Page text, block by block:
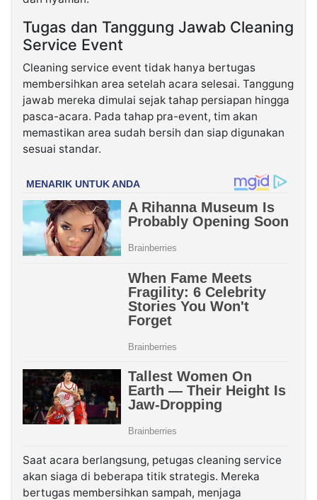
Tugas dan Tanggung Jawab Cleaning
Service Event
Cleaning service event tidak hanya bertugas
membersihkan area setelah acara selesai. Tanggung
jawab mereka dimulai sejak tahap persiapan hingga
pasca-acara. Pada tahap pra-event, tim akan
memastikan area sudah bersih dan siap digunakan
sesuai standar.
Saat acara berlangsung, petugas cleaning service
akan siaga di beberapa titik strategis. Mereka
bertugas membersihkan sampah, menjaga